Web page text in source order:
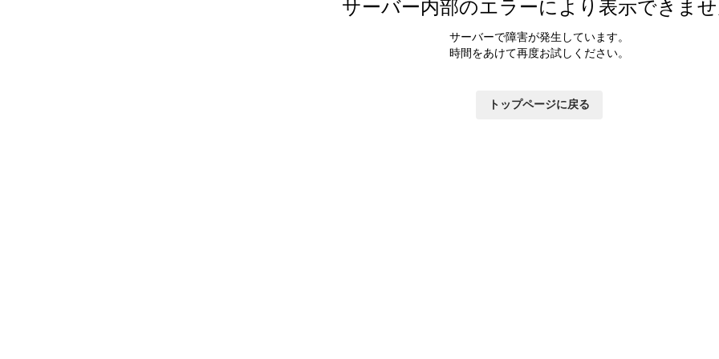
サーバー内部のエラーにより表示できま
サーバーで障害が発生しています。
時間をあけて再度お試しください。
トップページに戻る